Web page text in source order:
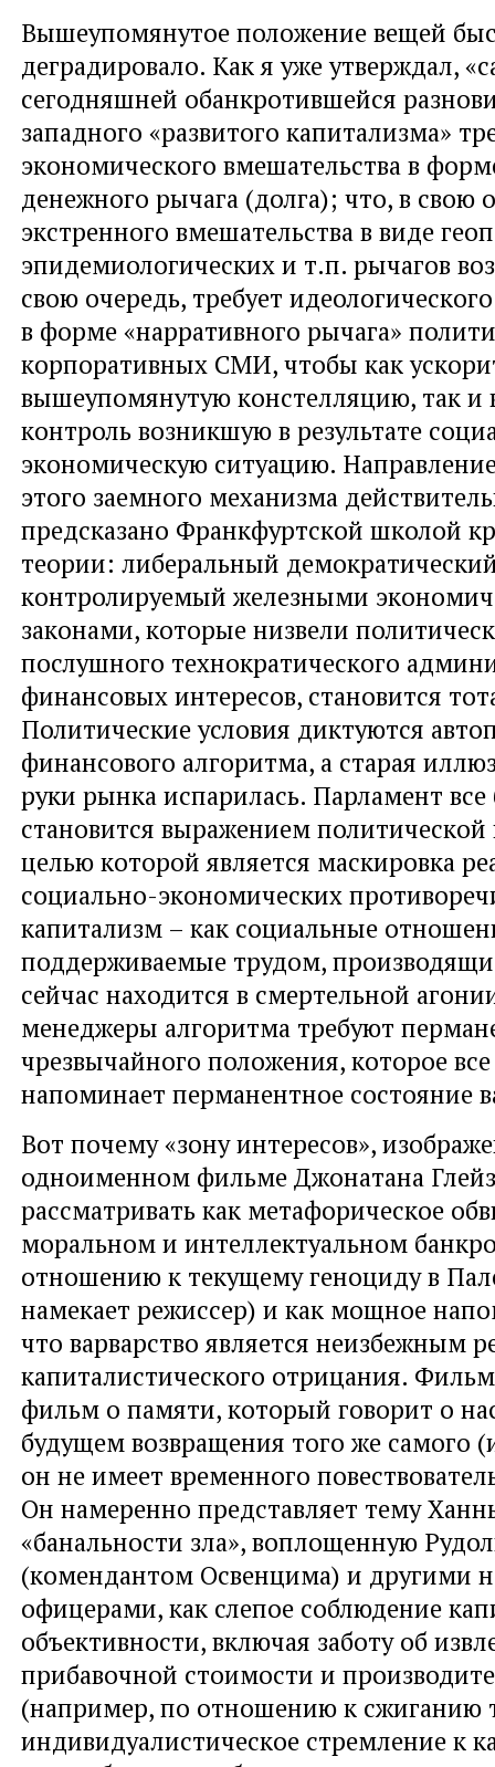
Вышеупомянутое положение вещей
деградировало. Как я уже утверждал,
сегодняшней обанкротившейся
западного «развитого капитализма»
экономического вмешательства в
денежного рычага (долга); что, в свою
экстренного вмешательства в виде
эпидемиологических и т.п. рычагов
свою очередь, требует
в форме «нарративного рычага»
корпоративных СМИ, чтобы как
вышеупомянутую констелляцию, так и
контроль возникшую в результате
экономическую ситуацию.
этого заемного механизма
предсказано Франкфуртской школой
теории: либеральный
контролируемый железными
законами, которые низвели
послушного технократического
финансовых интересов, становится
Политические условия диктуются
финансового алгоритма, а старая
руки рынка испарилась. Парламент
становится выражением политической
целью которой является маскировка
социально-экономических
капитализм – как социальные
поддерживаемые трудом,
сейчас находится в смертельной
менеджеры алгоритма требуют
чрезвычайного положения, которое
напоминает перманентное состояние
Вот почему «зону интересов»,
одноименном фильме Джонатана
рассматривать как метафорическое
моральном и интеллектуальном
отношению к текущему геноциду в
намекает режиссер) и как мощное
что варварство является неизбежным
капиталистического отрицания.
фильм о памяти, который говорит о
будущем возвращения того же самого
он не имеет временного
Он намеренно представляет тему
«банальности зла», воплощенную
(комендантом Освенцима) и другими
офицерами, как слепое соблюдение
объективности, включая заботу об
прибавочной стоимости и
(например, по отношению к сжиганию
индивидуалистическое стремление к